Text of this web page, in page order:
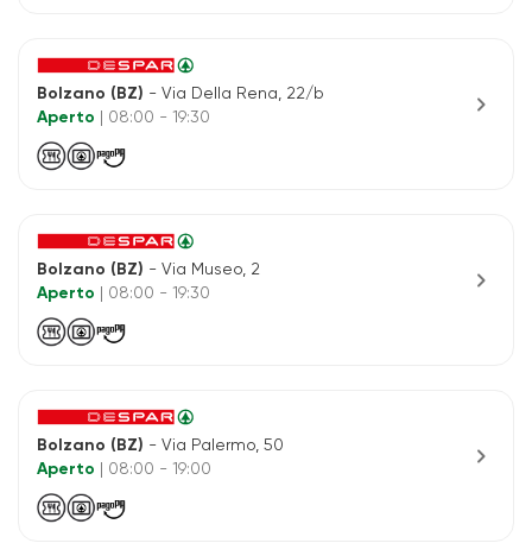
Bolzano (BZ) - Via Della Rena, 22/b
Aperto
| 08:00 - 19:30 chevron_right
Bolzano (BZ) - Via Museo, 2
Aperto
| 08:00 - 19:30 chevron_right
Bolzano (BZ) - Via Palermo, 50
Aperto
| 08:00 - 19:00 chevron_right